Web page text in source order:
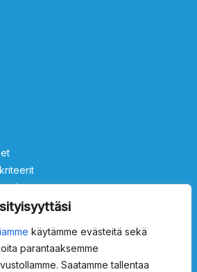
käytämme evästeitä sekä
parantaaksemme
Saatamme tallentaa
15011500ProSafety 15013000